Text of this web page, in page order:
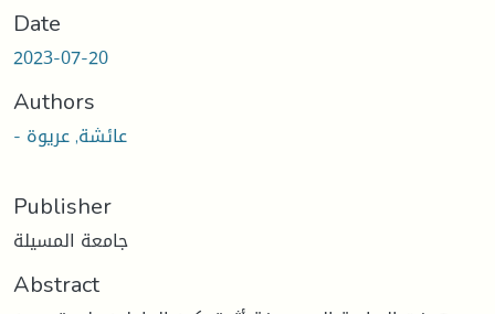
Date
2023-07-20
Authors
- عائشة, عريوة
Publisher
جامعة المسيلة
Abstract